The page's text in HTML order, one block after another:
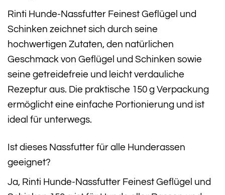
Rinti Hunde-Nassfutter Feinest Geflügel und
Schinken zeichnet sich durch seine
hochwertigen Zutaten, den natürlichen
Geschmack von Geflügel und Schinken sowie
seine getreidefreie und leicht verdauliche
Rezeptur aus. Die praktische 150 g Verpackung
ermöglicht eine einfache Portionierung und ist
ideal für unterwegs.
Ist dieses Nassfutter für alle Hunderassen
geeignet?
Ja, Rinti Hunde-Nassfutter Feinest Geflügel und